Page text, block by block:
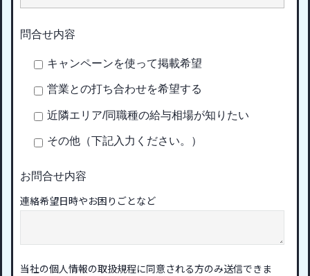
問合せ内容
キャンペーンを使って掲載希望
営業との打ち合わせを希望する
近隣エリア/同職種の給与相場が知りたい
その他（下記入力ください。）
お問合せ内容
連絡希望日時やお困りごとなど
当社の個人情報の取扱規程に同意される方のみ送信できま